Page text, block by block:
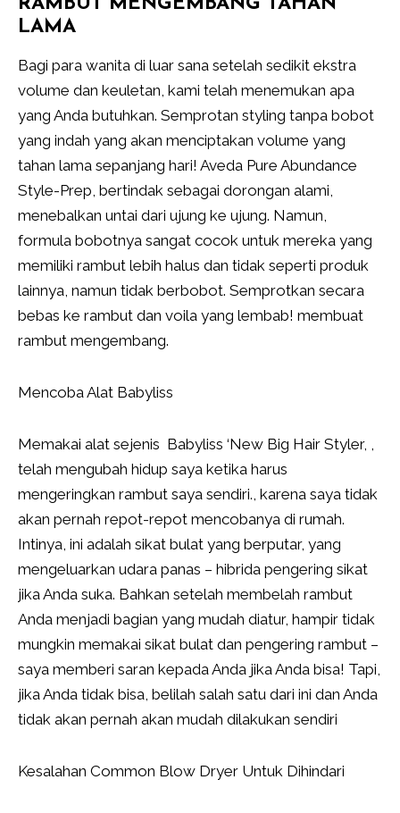
RAMBUT MENGEMBANG TAHAN
LAMA
Bagi para wanita di luar sana setelah sedikit ekstra
volume dan keuletan, kami telah menemukan apa
yang Anda butuhkan. Semprotan styling tanpa bobot
yang indah yang akan menciptakan volume yang
tahan lama sepanjang hari! Aveda Pure Abundance
Style-Prep, bertindak sebagai dorongan alami,
menebalkan untai dari ujung ke ujung. Namun,
formula bobotnya sangat cocok untuk mereka yang
memiliki rambut lebih halus dan tidak seperti produk
lainnya, namun tidak berbobot. Semprotkan secara
bebas ke rambut dan voila yang lembab! membuat
rambut mengembang.
Mencoba Alat Babyliss
Memakai alat sejenis Babyliss ‘New Big Hair Styler, ,
telah mengubah hidup saya ketika harus
mengeringkan rambut saya sendiri., karena saya tidak
akan pernah repot-repot mencobanya di rumah.
Intinya, ini adalah sikat bulat yang berputar, yang
mengeluarkan udara panas – hibrida pengering sikat
jika Anda suka. Bahkan setelah membelah rambut
Anda menjadi bagian yang mudah diatur, hampir tidak
mungkin memakai sikat bulat dan pengering rambut –
saya memberi saran kepada Anda jika Anda bisa! Tapi,
jika Anda tidak bisa, belilah salah satu dari ini dan Anda
tidak akan pernah akan mudah dilakukan sendiri
Kesalahan Common Blow Dryer Untuk Dihindari